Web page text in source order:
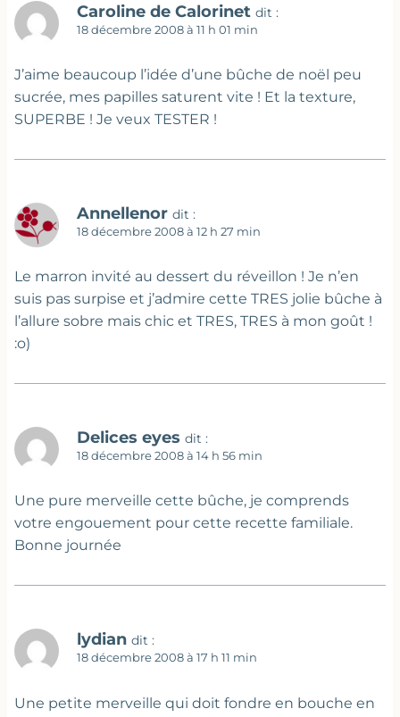
Caroline de Calorinet dit :
18 décembre 2008 à 11 h 01 min
J’aime beaucoup l’idée d’une bûche de noël peu
sucrée, mes papilles saturent vite ! Et la texture,
SUPERBE ! Je veux TESTER !
Annellenor dit :
18 décembre 2008 à 12 h 27 min
Le marron invité au dessert du réveillon ! Je n’en
suis pas surpise et j’admire cette TRES jolie bûche à
l’allure sobre mais chic et TRES, TRES à mon goût !
:o)
Delices eyes dit :
18 décembre 2008 à 14 h 56 min
Une pure merveille cette bûche, je comprends
votre engouement pour cette recette familiale.
Bonne journée
lydian dit :
18 décembre 2008 à 17 h 11 min
Une petite merveille qui doit fondre en bouche en